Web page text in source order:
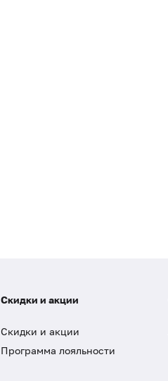
Скидки и акции
Скидки и акции
Программа лояльности